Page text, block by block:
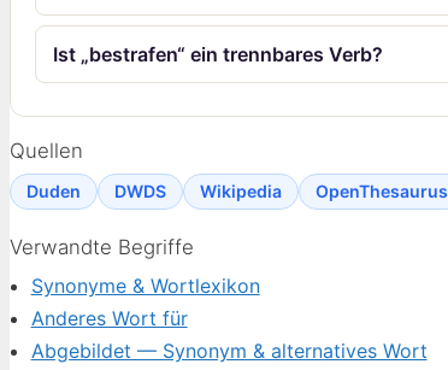
Ist „bestrafen“ ein trennbares Verb?
Quellen
Duden DWDS Wikipedia OpenThesaurus
Verwandte Begriffe
Synonyme & Wortlexikon
Anderes Wort für
Abgebildet — Synonym & alternatives Wort